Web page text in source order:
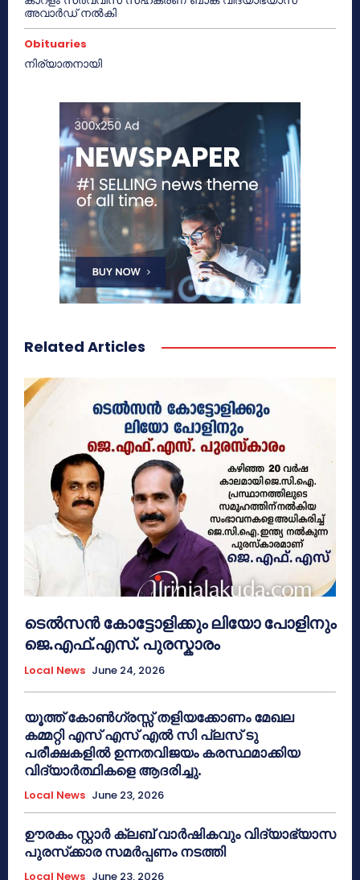
അവാർഡ് നൽകി
Obituaries
നിര്യാതനായി
Related Articles
ടെൽസൻ കോട്ടോളിക്കും ലിയോ പോളിനും
ജെ.എഫ്.എസ്. പുരസ്കാരം
Local News June 24, 2026
യൂത്ത് കോൺഗ്രസ്സ് തളിയക്കോണം മേഖല
കമ്മറ്റി എസ് എസ് എൽ സി പ്ലസ് ടു
പരീക്ഷകളിൽ ഉന്നതവിജയം കരസ്ഥമാക്കിയ
വിദ്യാർത്ഥികളെ ആദരിച്ചു.
Local News June 23, 2026
ഊരകം സ്റ്റാർ ക്ലബ് വാർഷികവും വിദ്യാഭ്യാസ
പുരസ്‌ക്കാര സമർപ്പണം നടത്തി
Local News June 23, 2026